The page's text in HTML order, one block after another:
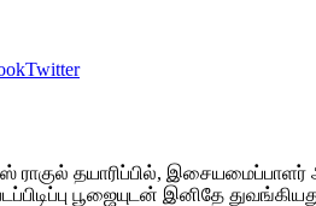
Twitter
ராகுல் தயாரிப்பில்,
பூஜையுடன் இனிதே